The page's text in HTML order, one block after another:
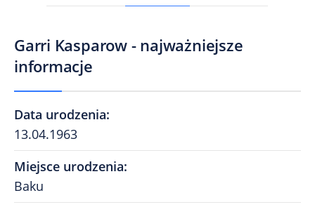
Garri Kasparow - najważniejsze
informacje
Data urodzenia:
13.04.1963
Miejsce urodzenia:
Baku